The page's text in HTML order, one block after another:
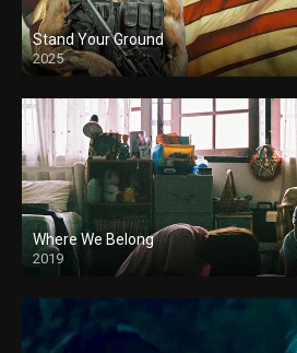
Stand Your Ground
2025
Where We Belong
2019